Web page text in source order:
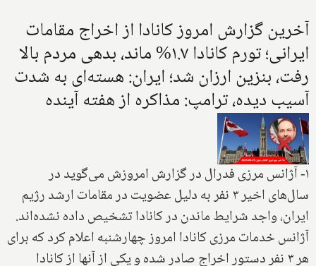
آخرین گزارش امروز کانادا از اخراج مقامات
ایرانی؛ تورم کانادا ۱.۷% ماند، بدهی مردم بالا
رفت، بنزین ارزان شد؛ ایران: هسته‌ای به شدت
آسیب دیده، ترامپ: مذاکره از هفته آینده
۱- آژانس مرزی فدرال در گزارش امروزش می‌گوید در
سال‌های اخیر ۳ نفر به دلیل عضویت در مقامات ارشد رژیم
ایران، واجد شرایط ماندن در کانادا تشخیص داده نشده‌اند.
آژانس خدمات مرزی کانادا امروز چهارشنبه اعلام کرد که برای
هر ۳ نفر دستور اخراج صادر شده و یکی از آنها از کانادا